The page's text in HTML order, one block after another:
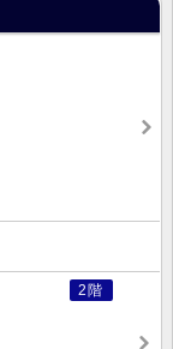
2階